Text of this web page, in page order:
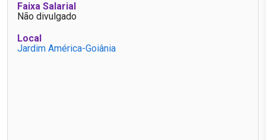
Faixa Salarial
Não divulgado
Local
Jardim América-Goiânia